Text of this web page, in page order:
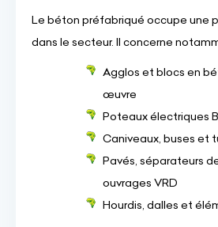
Le béton préfabriqué occupe une
dans le secteur. Il concerne
Agglos et blocs en
œuvre
Poteaux électriques
Caniveaux, buses et
Pavés, séparateurs
ouvrages VRD
Hourdis, dalles et